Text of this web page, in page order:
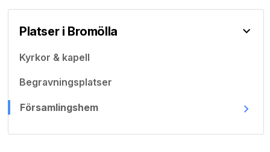
Platser i Bromölla
Kyrkor & kapell
Begravningsplatser
Församlingshem